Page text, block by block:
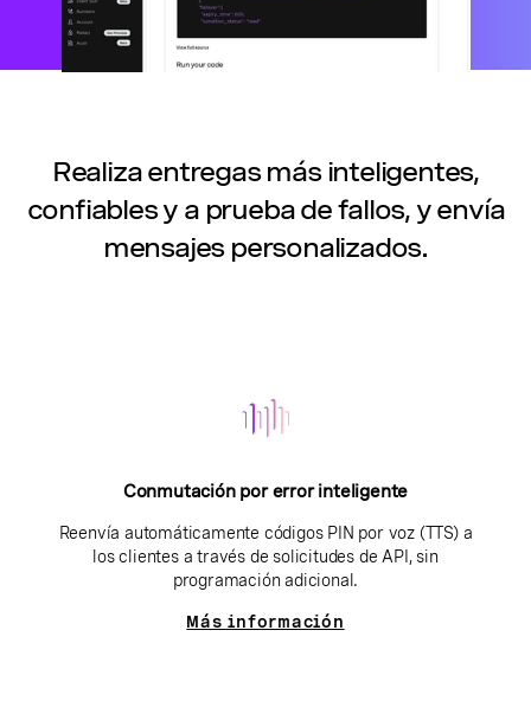
Realiza entregas más inteligentes,
confiables y a prueba de fallos, y envía
mensajes personalizados.
Conmutación por error inteligente
Reenvía automáticamente códigos PIN por voz (TTS) a
los clientes a través de solicitudes de API, sin
programación adicional.
Más información